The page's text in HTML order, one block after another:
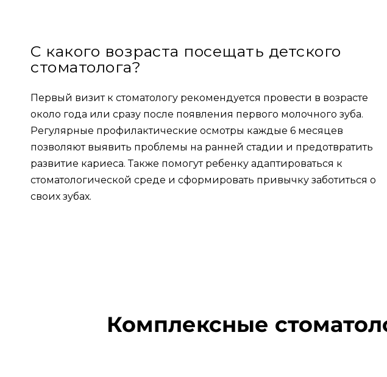
С какого возраста посещать детского
стоматолога?
Первый визит к стоматологу рекомендуется провести в возрасте
около года или сразу после появления первого молочного зуба.
Регулярные профилактические осмотры каждые 6 месяцев
позволяют выявить проблемы на ранней стадии и предотвратить
развитие кариеса. Также помогут ребенку адаптироваться к
стоматологической среде и сформировать привычку заботиться о
своих зубах.
Комплексные